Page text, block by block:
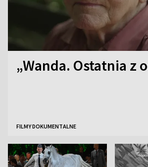
„Wanda. Ostatnia z
FILMY DOKUMENTALNE